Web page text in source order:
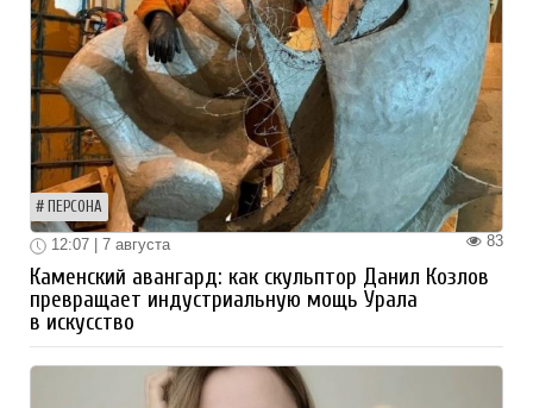
ПЕРСОНА
83
12:07 | 7 августа
Каменский авангард: как скульптор Данил Козлов
превращает индустриальную мощь Урала
в искусство